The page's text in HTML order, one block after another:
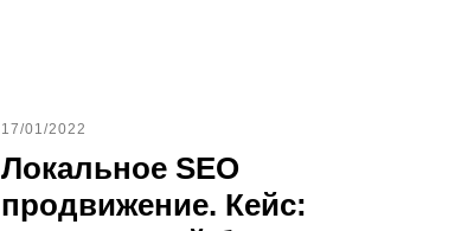
17/01/2022
Локальное SEO
продвижение. Кейс: